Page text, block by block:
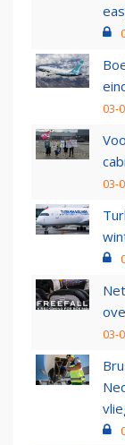
03-
03-
03-